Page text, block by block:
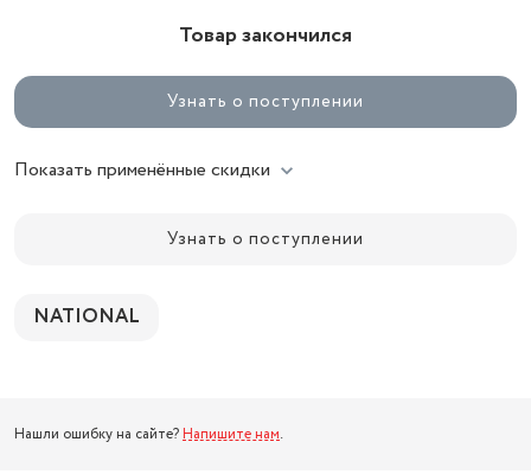
Товар закончился
Узнать о поступлении
Показать применённые скидки
Узнать о поступлении
NATIONAL
Нашли ошибку на сайте? Напишите нам.